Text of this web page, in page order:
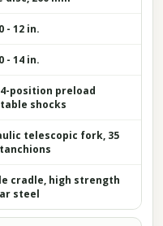
- 12 in.
- 14 in.
4-position preload
shocks
telescopic fork, 35
cradle, high strength
steel